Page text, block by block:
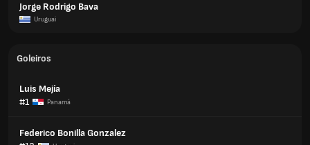
Jorge Rodrigo Bava
Uruguai
Goleiros
Luis Mejía
#1
Panamá
Federico Bonilla Gonzalez